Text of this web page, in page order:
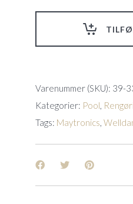
Varenummer (SKU): 39-
Kategorier: Pool
Tags: Maytronics